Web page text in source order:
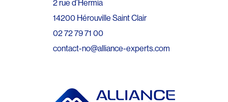
2 rue d’Hermia
14200 Hérouville Saint Clair
02 72 79 71 00
contact-no@alliance-experts.com